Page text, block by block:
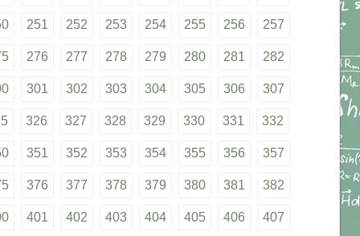
251 252 253 254 255 256 257
276 277 278 279 280 281 282
301 302 303 304 305 306 307
326 327 328 329 330 331 332
351 352 353 354 355 356 357
376 377 378 379 380 381 382
401 402 403 404 405 406 407